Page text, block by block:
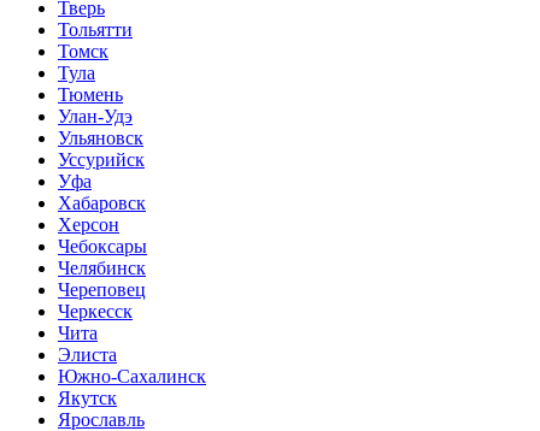
Тверь
Тольятти
Томск
Тула
Тюмень
Улан-Удэ
Ульяновск
Уссурийск
Уфа
Хабаровск
Херсон
Чебоксары
Челябинск
Череповец
Черкесск
Чита
Элиста
Южно-Сахалинск
Якутск
Ярославль